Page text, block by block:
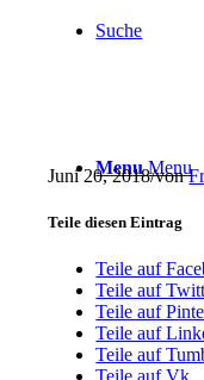
Suche
Menu Menu
Juni 20, 2018/von
Teile diesen Eintrag
Teile auf
Teile auf
Teile auf
Teile auf
Teile auf